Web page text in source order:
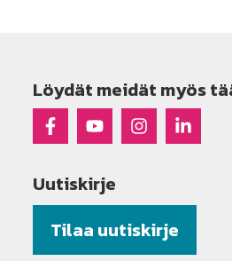
Löydät meidät myös
Raseko Facebookissa
Raseko Youtubessa
RasekoRaseko
Uutiskirje
Tilaa uutiskirje